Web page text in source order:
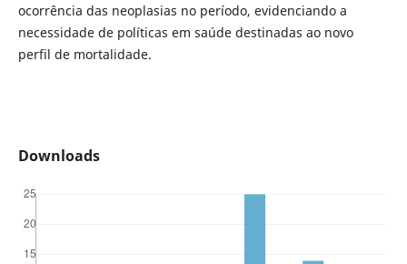
ocorrência das neoplasias no período, evidenciando a
necessidade de políticas em saúde destinadas ao novo
perfil de mortalidade.
Downloads